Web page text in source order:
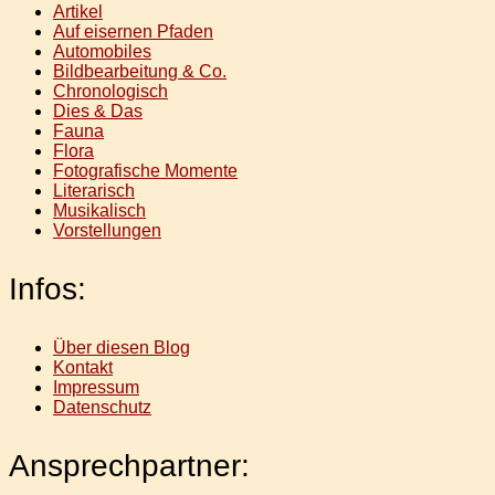
Artikel
Auf eisernen Pfaden
Automobiles
Bildbearbeitung & Co.
Chronologisch
Dies & Das
Fauna
Flora
Fotografische Momente
Literarisch
Musikalisch
Vorstellungen
Infos:
Über diesen Blog
Kontakt
Impressum
Datenschutz
Ansprechpartner: